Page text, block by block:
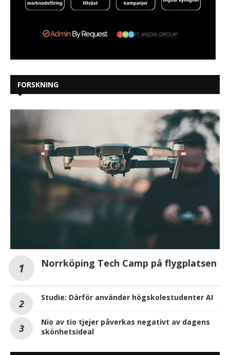
FORSKNING
Norrköping Tech Camp på flygplatsen
Studie: Därför använder högskolestudenter AI
Nio av tio tjejer påverkas negativt av dagens
skönhetsideal